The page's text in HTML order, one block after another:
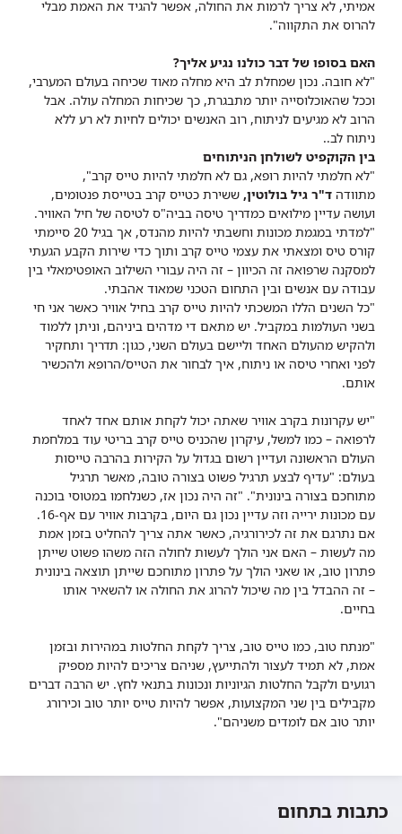
אמיתי, לא צריך לרמות את החולה, אפשר להגיד את האמת מבלי
להרוס את התקווה".
האם בסופו של דבר כולנו נגיע אליך?
"לא חובה. נכון שמחלת לב היא מחלה מאוד שכיחה בעולם המערבי,
וככל שהאוכלוסייה יותר מתבגרת, כך שכיחות המחלה עולה. אבל
הרוב לא מגיעים לניתוח, רוב האנשים יכולים לחיות לא רע ללא
ניתוח לב..
בין הקוקפיט לשולחן הניתוחים
"לא חלמתי להיות רופא, גם לא חלמתי להיות טייס קרב",
מתוודה ד"ר גיל בולוטין, ששירת כטייס קרב בטייסת פנטומים,
ועושה עדיין מילואים כמדריך טיסה בביה"ס לטיסה של חיל האוויר.
"למדתי במגמת מכונות וחשבתי להיות מהנדס, אך בגיל 20 סיימתי
קורס טיס ומצאתי את עצמי טייס קרב ותוך כדי שירות הקבע הגעתי
למסקנה שרפואה זה הכיוון – זה היה עבורי השילוב האופטימאלי בין
עבודה עם אנשים ובין התחום הטכני שמאוד אהבתי.
"כל השנים הללו המשכתי להיות טייס קרב בחיל אוויר כאשר אני חי
בשני העולמות במקביל. יש מתאם די מדהים ביניהם, וניתן ללמוד
ולהקיש מהעולם האחד וליישם בעולם השני, כגון: תדריך ותחקיר
לפני ואחרי טיסה או ניתוח, איך לבחור את הטייס/הרופא ולהכשיר
אותם.
"יש עקרונות בקרב אוויר שאתה יכול לקחת אותם אחד לאחד
לרפואה – כמו למשל, עיקרון שהכניס טייס קרב בריטי עוד במלחמת
העולם הראשונה ועדיין רשום בגדול על הקירות בהרבה טייסות
בעולם: "עדיף לבצע תרגיל פשוט בצורה טובה, מאשר תרגיל
מתוחכם בצורה בינונית". "זה היה נכון אז, כשנלחמו במטוסי בוכנה
עם מכונות ירייה וזה עדיין נכון גם היום, בקרבות אוויר עם אף-16.
אם נתרגם את זה לכירורגיה, כאשר אתה צריך להחליט בזמן אמת
מה לעשות – האם אני הולך לעשות לחולה הזה משהו פשוט שייתן
פתרון טוב, או שאני הולך על פתרון מתוחכם שייתן תוצאה בינונית
– זה ההבדל בין מה שיכול להרוג את החולה או להשאיר אותו
בחיים.
"מנתח טוב, כמו טייס טוב, צריך לקחת החלטות במהירות ובזמן
אמת, לא תמיד לעצור ולהתייעץ, שניהם צריכים להיות מספיק
רגועים ולקבל החלטות הגיוניות ונכונות בתנאי לחץ. יש הרבה דברים
מקבילים בין שני המקצועות, אפשר להיות טייס יותר טוב וכירורג
יותר טוב אם לומדים משניהם".
כתבות בתחום